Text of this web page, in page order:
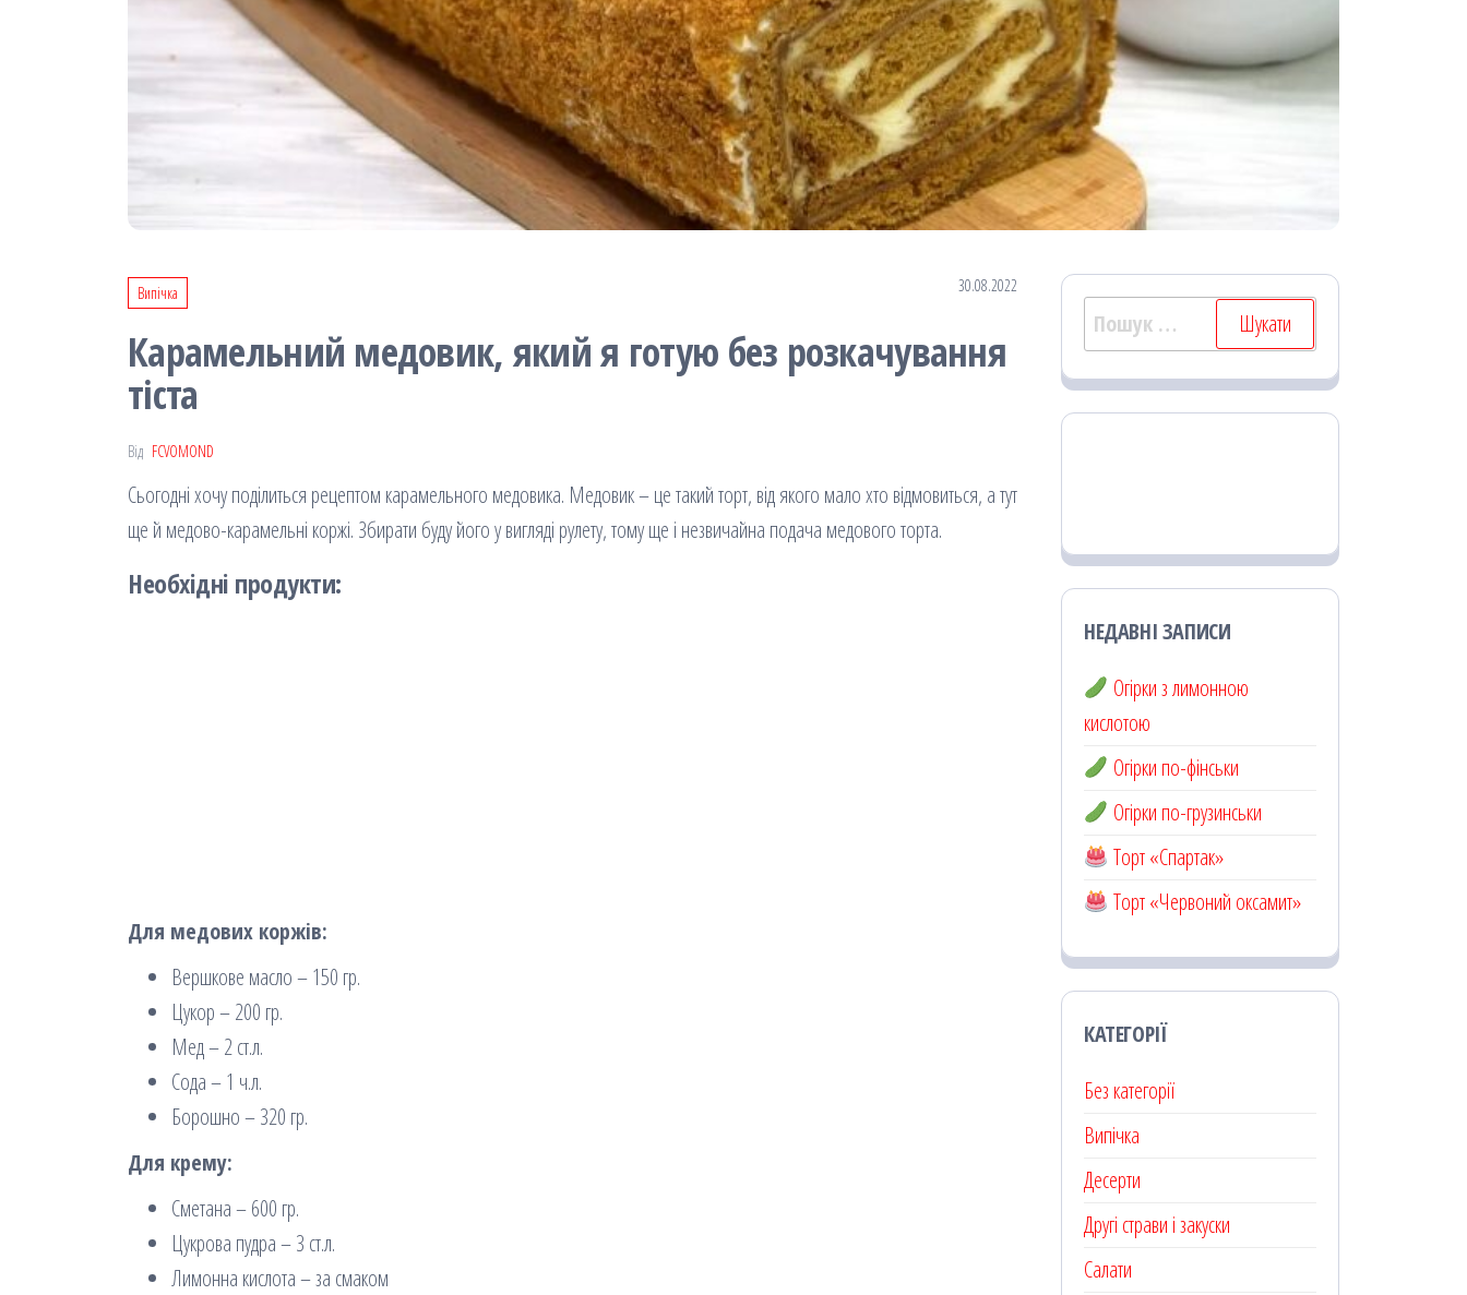
Випічка 30.08.2022
Карамельний медовик, який я готую без розкачування
тіста
Від FCVOMOND
Сьогодні хочу поділиться рецептом карамельного медовика. Медовик – це такий торт, від якого мало хто відмовиться, а тут
ще й медово-карамельні коржі. Збирати буду його у вигляді рулету, тому ще і незвичайна подача медового торта.
Необхідні продукти:
Для медових коржів:
Вершкове масло – 150 гр.
Цукор – 200 гр.
Мед – 2 ст.л.
Сода – 1 ч.л.
Борошно – 320 гр.
Для крему:
Сметана – 600 гр.
Цукрова пудра – 3 ст.л.
Лимонна кислота – за смаком
Пошук:
НЕДАВНІ ЗАПИСИ
Огірки з лимонною
кислотою
Огірки по-фінськи
Огірки по-грузинськи
Торт «Спартак»
Торт «Червоний оксамит»
КАТЕГОРІЇ
Без категорії
Випічка
Десерти
Другі страви і закуски
Салати